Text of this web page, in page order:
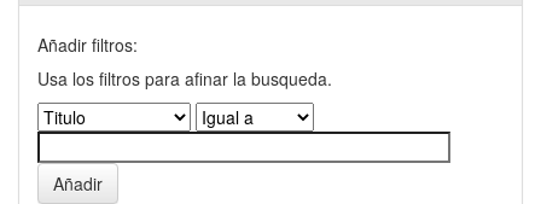
Añadir filtros:
Usa los filtros para afinar la busqueda.